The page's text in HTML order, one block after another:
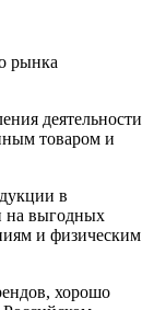
рынка
деятельности
товаром и
в
на выгодных
и физическим
хорошо